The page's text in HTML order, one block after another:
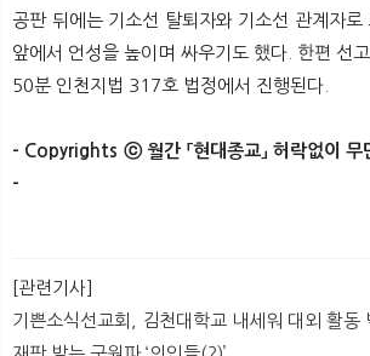
공판 뒤에는 기소선 탈퇴자와 기소선 관계자로
앞에서 언성을 높이며 싸우기도 했다. 한편 선
50분 인천지법 317호 법정에서 진행된다.
- Copyrights ⓒ 월간 「현대종교」 허락없이 무
-
[관련기사]
기쁜소식선교회, 김천대학교 내세워 대외 활동